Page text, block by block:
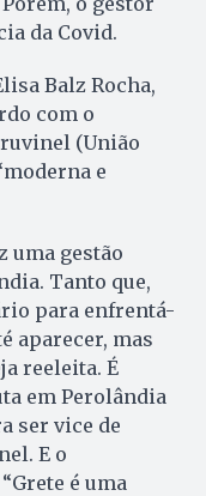
da Covid.
Balz Rocha,
com o
(União
e
uma gestão
Tanto que,
para enfrentá-
aparecer, mas
reeleita. É
em Perolândia
ser vice de
E o
é uma